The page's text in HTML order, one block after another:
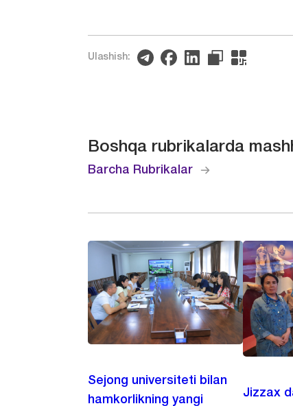
Ulashish:
Boshqa rubrikalarda
Barcha Rubrikalar
Sejong universiteti bilan
hamkorlikning yangi
Jizzax